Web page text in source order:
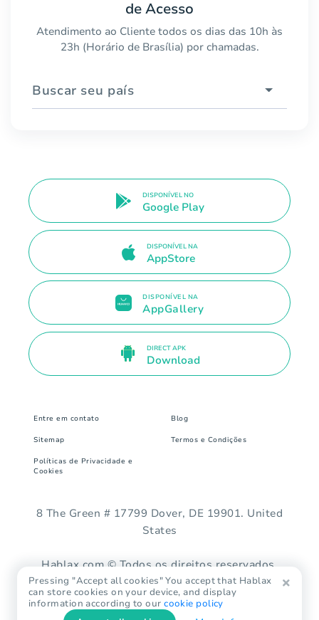
de Acesso
Atendimento ao Cliente todos os dias das 10h às
23h (Horário de Brasília) por chamadas.
Buscar seu país
DISPONÍVEL NO
Google Play
DISPONÍVEL NA
AppStore
DISPONÍVEL NA
AppGallery
DIRECT APK
Download
Entre em contato Blog
Sitemap Termos e Condições
Políticas de Privacidade e
Cookies
8 The Green # 17799 Dover, DE 19901. United
States
Hablax.com © Todos os direitos reservados.
Pressing "Accept all cookies" You accept that Hablax
can store cookies on your device, and display
information according to ourcookie policy